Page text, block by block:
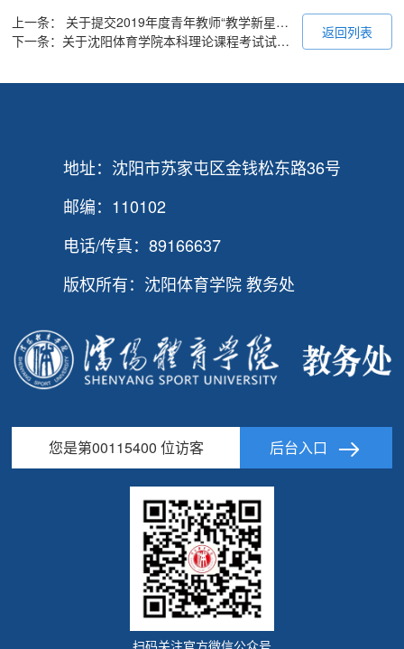
上一条： 关于提交2019年度青年教师“教学新星”评选材料的通知
下一条： 关于沈阳体育学院本科理论课程考试试题库补充建设的通知 返回列表
地址：沈阳市苏家屯区金钱松东路36号
邮编：110102
电话/传真：89166637
版权所有：沈阳体育学院 教务处
您是第00115400 位访客 后台入口